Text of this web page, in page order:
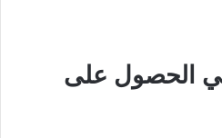
الحصول على